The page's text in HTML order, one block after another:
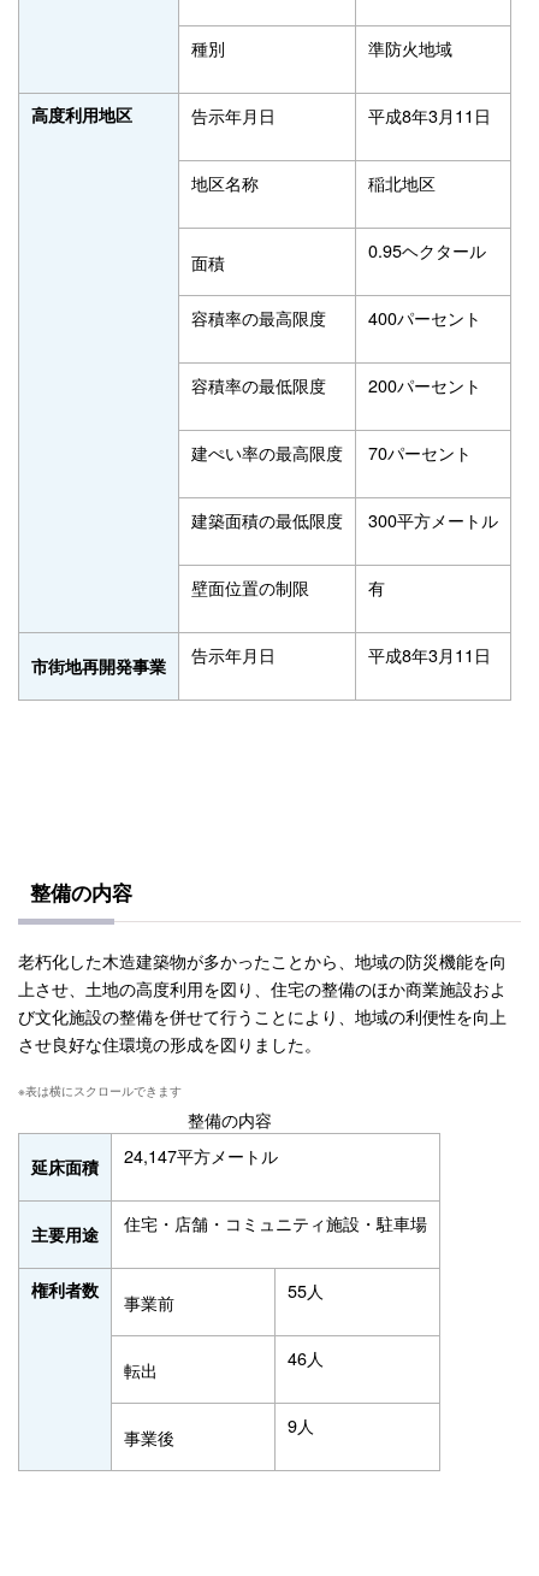
種別 準防火地域
高度利用地区 告示年月日 平成8年3月11日
地区名称 稲北地区
面積 0.95ヘクタール
容積率の最高限度 400パーセント
容積率の最低限度 200パーセント
建ぺい率の最高限度 70パーセント
建築面積の最低限度 300平方メートル
壁面位置の制限 有
市街地再開発事業 告示年月日 平成8年3月11日
整備の内容
老朽化した木造建築物が多かったことから、地域の防災機能を向
上させ、土地の高度利用を図り、住宅の整備のほか商業施設およ
び文化施設の整備を併せて行うことにより、地域の利便性を向上
させ良好な住環境の形成を図りました。
整備の内容
延床面積 24,147平方メートル
主要用途 住宅・店舗・コミュニティ施設・駐車場
権利者数 事業前 55人
転出 46人
事業後 9人